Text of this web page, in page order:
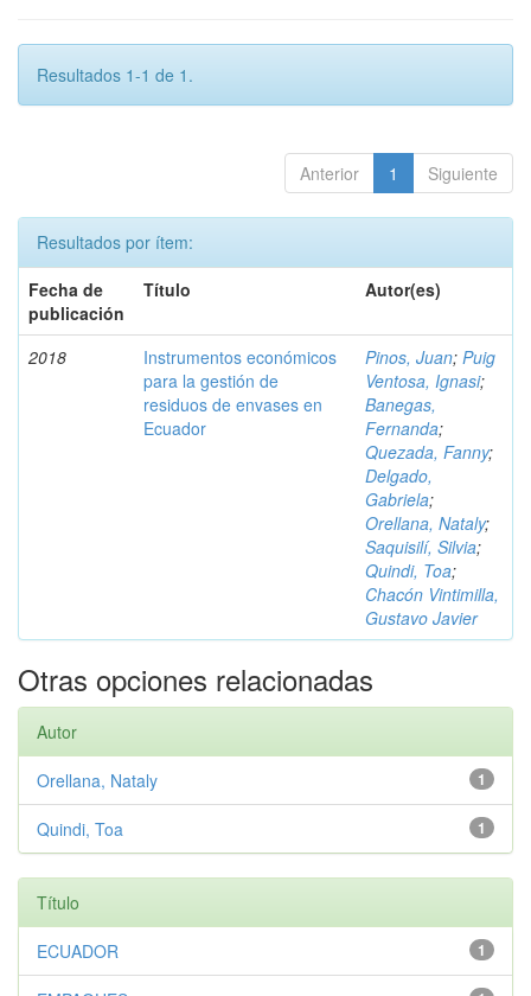
Resultados 1-1 de 1.
Anterior 1 Siguiente
Resultados por ítem:
Fecha de
publicación
Título Autor(es)
2018
Instrumentos económicos
para la gestión de
residuos de envases en
Ecuador
Pinos, Juan; Puig
Ventosa, Ignasi;
Banegas,
Fernanda;
Quezada, Fanny;
Delgado,
Gabriela;
Orellana, Nataly;
Saquisilí, Silvia;
Quindi, Toa;
Chacón Vintimilla,
Gustavo Javier
Otras opciones relacionadas
Autor
1
Orellana, Nataly
1
Quindi, Toa
Título
1
ECUADOR